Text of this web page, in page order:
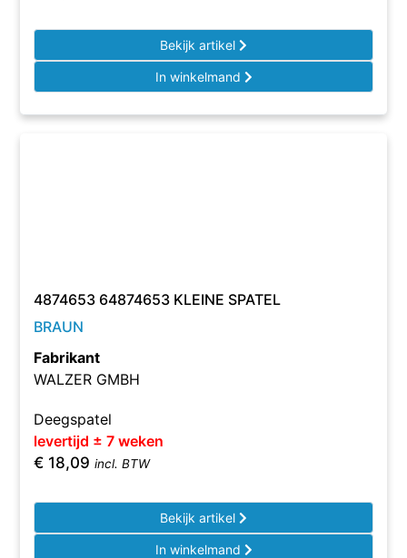
Bekijk artikel
In winkelmand
4874653 64874653 KLEINE SPATEL
BRAUN
Fabrikant
WALZER GMBH
Deegspatel
levertijd ± 7 weken
€ 18,09 incl. BTW
Bekijk artikel
In winkelmand